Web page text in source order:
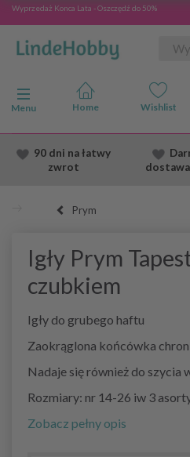
Wyprzedaż Konca Lata - Oszczędź do 50%
Przełącz nawigację
Menu
90 dni na łatwy
zwrot
dostawa
Prym
Igły Prym
czubkiem
Igły do grubego haftu
Zaokrąglona końcówka
Nadaje się również do szycia
Rozmiary: nr 14-26 iw 3
Zobacz pełny opis